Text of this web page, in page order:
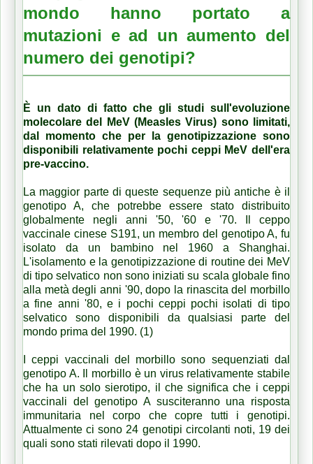
mondo hanno portato a
mutazioni e ad un aumento del
numero dei genotipi?
È un dato di fatto che gli studi sull'evoluzione
molecolare del MeV (Measles Virus) sono limitati,
dal momento che per la genotipizzazione sono
disponibili relativamente pochi ceppi MeV dell'era
pre-vaccino.
La maggior parte di queste sequenze più antiche è il
genotipo A, che potrebbe essere stato distribuito
globalmente negli anni '50, '60 e '70. Il ceppo
vaccinale cinese S191, un membro del genotipo A, fu
isolato da un bambino nel 1960 a Shanghai.
L'isolamento e la genotipizzazione di routine dei MeV
di tipo selvatico non sono iniziati su scala globale fino
alla metà degli anni '90, dopo la rinascita del morbillo
a fine anni '80, e i pochi ceppi pochi isolati di tipo
selvatico sono disponibili da qualsiasi parte del
mondo prima del 1990. (1)
I ceppi vaccinali del morbillo sono sequenziati dal
genotipo A. Il morbillo è un virus relativamente stabile
che ha un solo sierotipo, il che significa che i ceppi
vaccinali del genotipo A susciteranno una risposta
immunitaria nel corpo che copre tutti i genotipi.
Attualmente ci sono 24 genotipi circolanti noti, 19 dei
quali sono stati rilevati dopo il 1990.